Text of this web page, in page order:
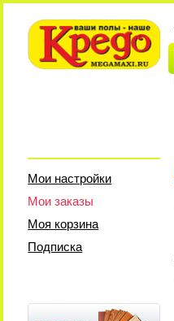
Мои настройки
Мои заказы
Моя корзина
Подписка